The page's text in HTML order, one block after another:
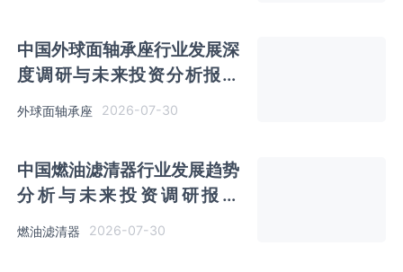
中国外球面轴承座行业发展深
度调研与未来投资分析报告
（2026-2033年）
外球面轴承座 2026-07-30
中国燃油滤清器行业发展趋势
分析与未来投资调研报告
燃油滤清器 2026-07-30